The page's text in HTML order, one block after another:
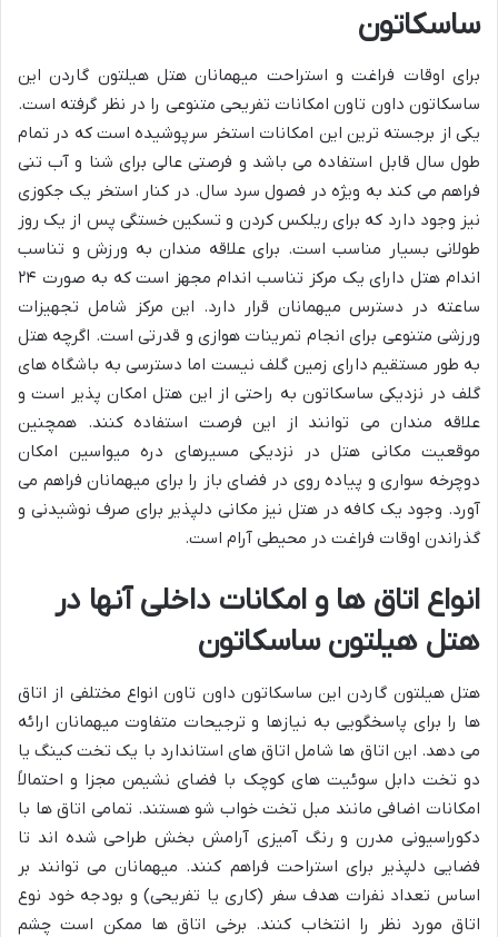
ساسکاتون
برای اوقات فراغت و استراحت میهمانان هتل هیلتون گاردن این
ساسکاتون داون تاون امکانات تفریحی متنوعی را در نظر گرفته است.
یکی از برجسته ترین این امکانات استخر سرپوشیده است که در تمام
طول سال قابل استفاده می باشد و فرصتی عالی برای شنا و آب تنی
فراهم می کند به ویژه در فصول سرد سال. در کنار استخر یک جکوزی
نیز وجود دارد که برای ریلکس کردن و تسکین خستگی پس از یک روز
طولانی بسیار مناسب است. برای علاقه مندان به ورزش و تناسب
اندام هتل دارای یک مرکز تناسب اندام مجهز است که به صورت ۲۴
ساعته در دسترس میهمانان قرار دارد. این مرکز شامل تجهیزات
ورزشی متنوعی برای انجام تمرینات هوازی و قدرتی است. اگرچه هتل
به طور مستقیم دارای زمین گلف نیست اما دسترسی به باشگاه های
گلف در نزدیکی ساسکاتون به راحتی از این هتل امکان پذیر است و
علاقه مندان می توانند از این فرصت استفاده کنند. همچنین
موقعیت مکانی هتل در نزدیکی مسیرهای دره میواسین امکان
دوچرخه سواری و پیاده روی در فضای باز را برای میهمانان فراهم می
آورد. وجود یک کافه در هتل نیز مکانی دلپذیر برای صرف نوشیدنی و
گذراندن اوقات فراغت در محیطی آرام است.
انواع اتاق ها و امکانات داخلی آنها در
هتل هیلتون ساسکاتون
هتل هیلتون گاردن این ساسکاتون داون تاون انواع مختلفی از اتاق
ها را برای پاسخگویی به نیازها و ترجیحات متفاوت میهمانان ارائه
می دهد. این اتاق ها شامل اتاق های استاندارد با یک تخت کینگ یا
دو تخت دابل سوئیت های کوچک با فضای نشیمن مجزا و احتمالاً
امکانات اضافی مانند مبل تخت خواب شو هستند. تمامی اتاق ها با
دکوراسیونی مدرن و رنگ آمیزی آرامش بخش طراحی شده اند تا
فضایی دلپذیر برای استراحت فراهم کنند. میهمانان می توانند بر
اساس تعداد نفرات هدف سفر (کاری یا تفریحی) و بودجه خود نوع
اتاق مورد نظر را انتخاب کنند. برخی اتاق ها ممکن است چشم